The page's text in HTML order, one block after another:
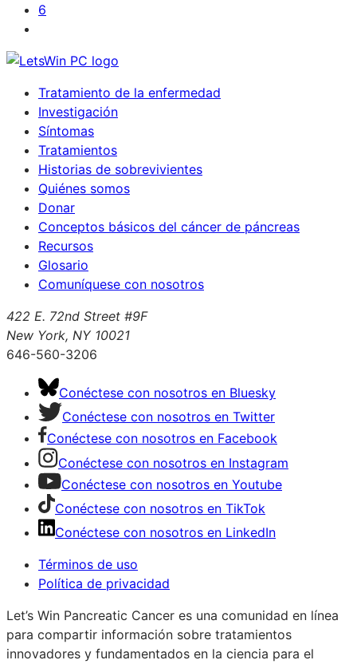
6
Tratamiento de la enfermedad
Investigación
Síntomas
Tratamientos
Historias de sobrevivientes
Quiénes somos
Donar
Conceptos básicos del cáncer de páncreas
Recursos
Glosario
Comuníquese con nosotros
422 E. 72nd Street #9F
New York, NY 10021
646-560-3206
Conéctese con nosotros en Bluesky
Conéctese con nosotros en Twitter
Conéctese con nosotros en Facebook
Conéctese con nosotros en Instagram
Conéctese con nosotros en Youtube
Conéctese con nosotros en TikTok
Conéctese con nosotros en LinkedIn
Términos de uso
Política de privacidad
Let’s Win Pancreatic Cancer es una comunidad en línea
para compartir información sobre tratamientos
innovadores y fundamentados en la ciencia para el